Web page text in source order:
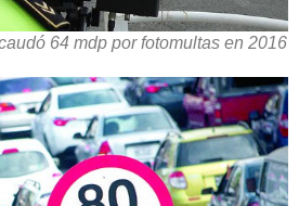
64 mdp por fotomultas en 2016